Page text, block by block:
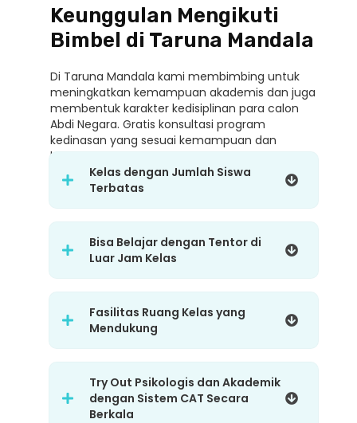
Keunggulan Mengikuti
Bimbel di Taruna Mandala
Di Taruna Mandala kami membimbing untuk
meningkatkan kemampuan akademis dan juga
membentuk karakter kedisiplinan para calon
Abdi Negara. Gratis konsultasi program
kedinasan yang sesuai kemampuan dan
karakter.
Kelas dengan Jumlah Siswa
Terbatas
Bisa Belajar dengan Tentor di
Luar Jam Kelas
Fasilitas Ruang Kelas yang
Mendukung
Try Out Psikologis dan Akademik
dengan Sistem CAT Secara
Berkala